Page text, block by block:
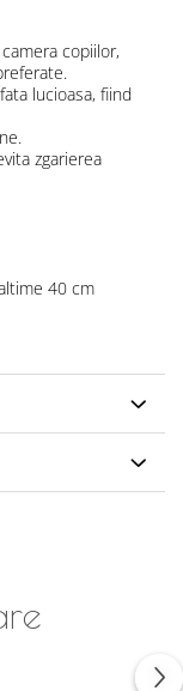
copiilor,
lucioasa, fiind
zgarierea
40 cm